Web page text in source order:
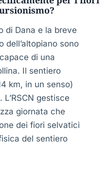
di Dana e la breve
dell’altopiano sono
di una
Il sentiero
km, in un senso)
gestisce
giornata che
dei fiori selvatici
del sentiero